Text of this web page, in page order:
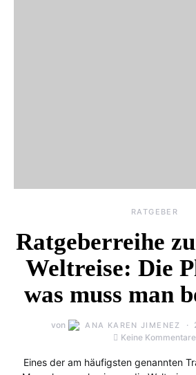
RATGEBER
Ratgeberreihe
Weltreise: Die
was muss man
von ANA KAREN JIMENEZ
Keine Kommentare
Eines der am häufigsten genannten